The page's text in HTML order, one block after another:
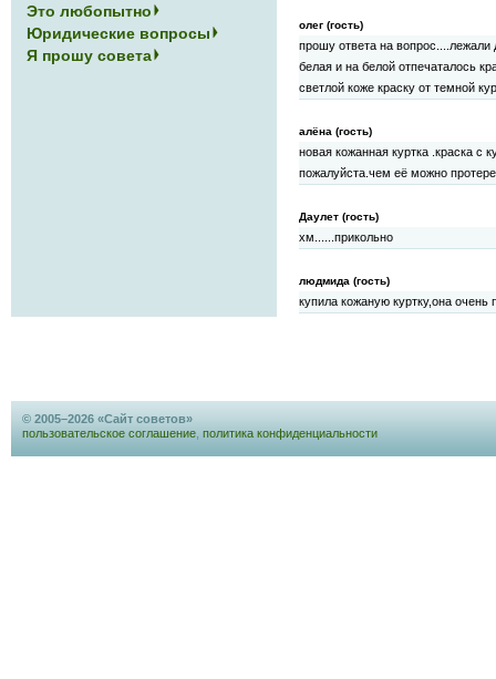
олег (гость)
прошу ответа на вопрос....лежали
белая и на белой отпечаталось
светлой коже краску от темной
алёна (гость)
новая кожанная куртка .краска с
пожалуйста.чем её можно
Даулет (гость)
хм......прикольно
людмида (гость)
купила кожаную куртку,она
Это любопытно
Юридические вопросы
Я прошу совета
© 2005–2026 «Сайт советов»
пользовательское соглашение политика конфиденциальности